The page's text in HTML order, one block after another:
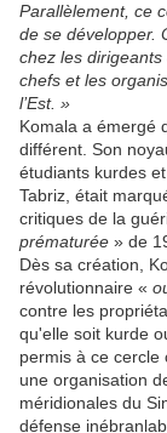
Parallèlement, ce
de se développer.
chez les
chefs et les
l’Est. »
Komala a émergé
différent. Son
étudiants kurdes
Tabriz, était
critiques de la
prématurée » de
Dès sa création,
révolutionnaire «
contre les
qu'elle soit kurde
permis à ce cercle
une organisation
méridionales du
défense